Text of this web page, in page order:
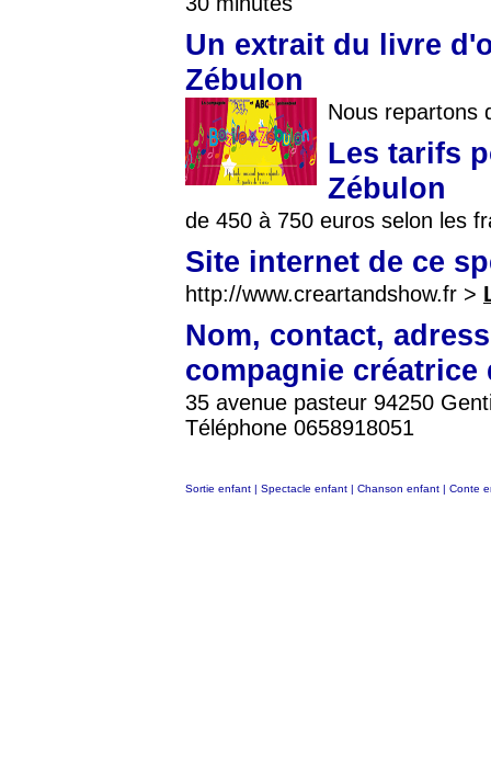
Un extrait du livre
Zébulon
Nous repartons
Les tarifs
Zébulon
de 450 à 750 euros selon les
Site internet de ce
http://www.creartandshow.fr >
Nom, contact,
compagnie créatrice
35 avenue pasteur 94250
Téléphone 0658918051
Sortie enfant | Spectacle enfant | Chanson enfant | Conte